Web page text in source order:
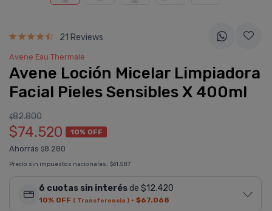
21 Reviews
Avene Eau Thermale
Avene Loción Micelar Limpiadora
Facial Pieles Sensibles X 400ml
$82.800
$74.520 10% OFF
Ahorrás $8.280
Precio sin impuestos nacionales: $61.587
6 cuotas sin interésde $12.420
10% OFF ( Transferencia ) · $67.068